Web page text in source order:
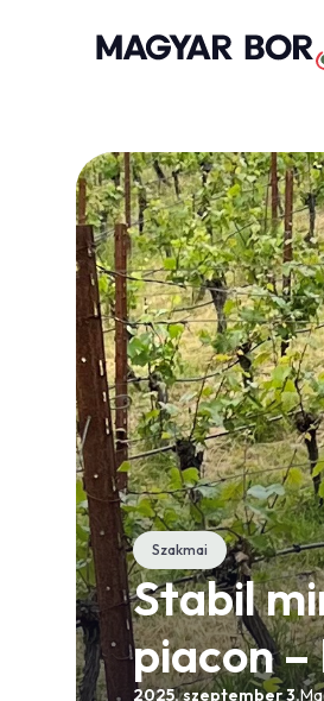
Szakmai
Stabil
piacon
2025. szeptember 3.